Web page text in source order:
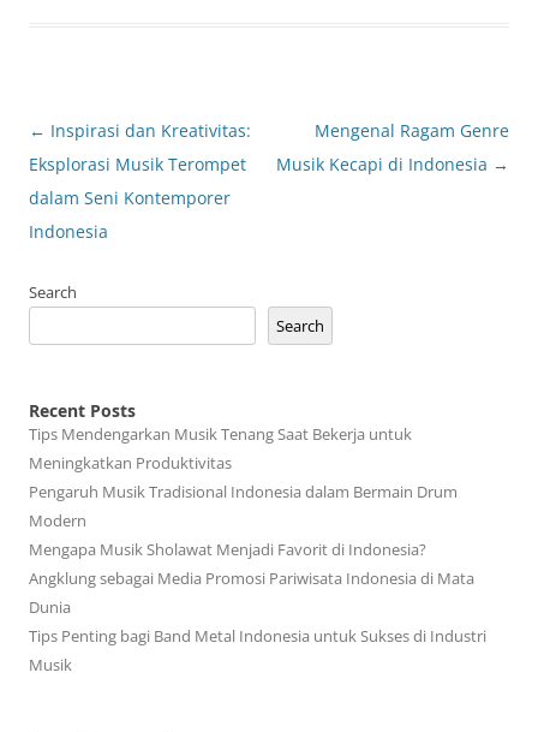
Post
navigation
← Inspirasi dan Kreativitas:
Eksplorasi Musik Terompet
dalam Seni Kontemporer
Indonesia
Mengenal Ragam Genre
Musik Kecapi di Indonesia →
Search
Search
Recent Posts
Tips Mendengarkan Musik Tenang Saat Bekerja untuk
Meningkatkan Produktivitas
Pengaruh Musik Tradisional Indonesia dalam Bermain Drum
Modern
Mengapa Musik Sholawat Menjadi Favorit di Indonesia?
Angklung sebagai Media Promosi Pariwisata Indonesia di Mata
Dunia
Tips Penting bagi Band Metal Indonesia untuk Sukses di Industri
Musik